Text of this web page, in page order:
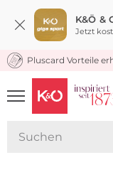
K&Ö &
Jetzt
Pluscard Vorteile
UNSERE APP
CLICK &